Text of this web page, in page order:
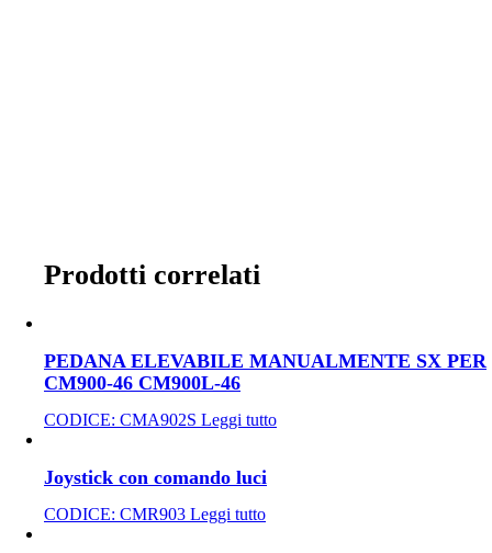
Prodotti correlati
PEDANA ELEVABILE MANUALMENTE SX PER
CM900-46 CM900L-46
CODICE: CMA902S Leggi tutto
Joystick con comando luci
CODICE: CMR903 Leggi tutto